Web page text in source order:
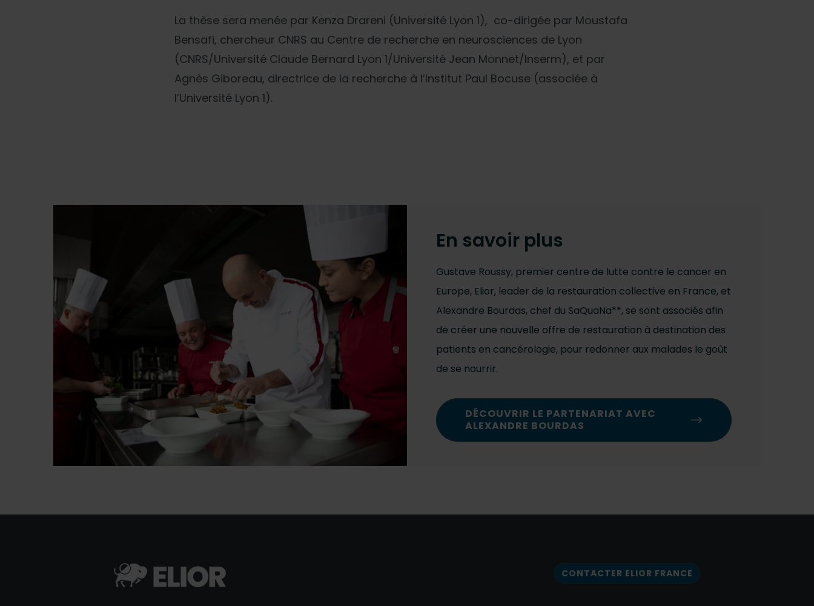
La thèse sera menée par Kenza Drareni (Université Lyon 1), co-dirigée par Moustafa
Bensafi, chercheur CNRS au Centre de recherche en neurosciences de Lyon
(CNRS/Université Claude Bernard Lyon 1/Université Jean Monnet/Inserm), et par
Agnès Giboreau, directrice de la recherche à l’Institut Paul Bocuse (associée à
l’Université Lyon 1).
En savoir plus
Gustave Roussy, premier centre de lutte contre le cancer en
Europe, Elior, leader de la restauration collective en France, et
Alexandre Bourdas, chef du SaQuaNa**, se sont associés afin
de créer une nouvelle offre de restauration à destination des
patients en cancérologie, pour redonner aux malades le goût
de se nourrir.
DÉCOUVRIR LE PARTENARIAT AVEC
ALEXANDRE BOURDAS
CONTACTER ELIOR FRANCE